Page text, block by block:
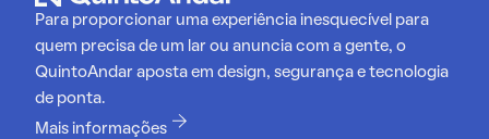
Para proporcionar uma experiência inesquecível para
quem precisa de um lar ou anuncia com a gente, o
QuintoAndar aposta em design, segurança e tecnologia
de ponta.
Mais informações